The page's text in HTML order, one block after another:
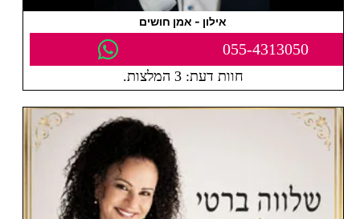
אילון - אמן חושים
055-4313050
חוות דעת: 3 המלצות.